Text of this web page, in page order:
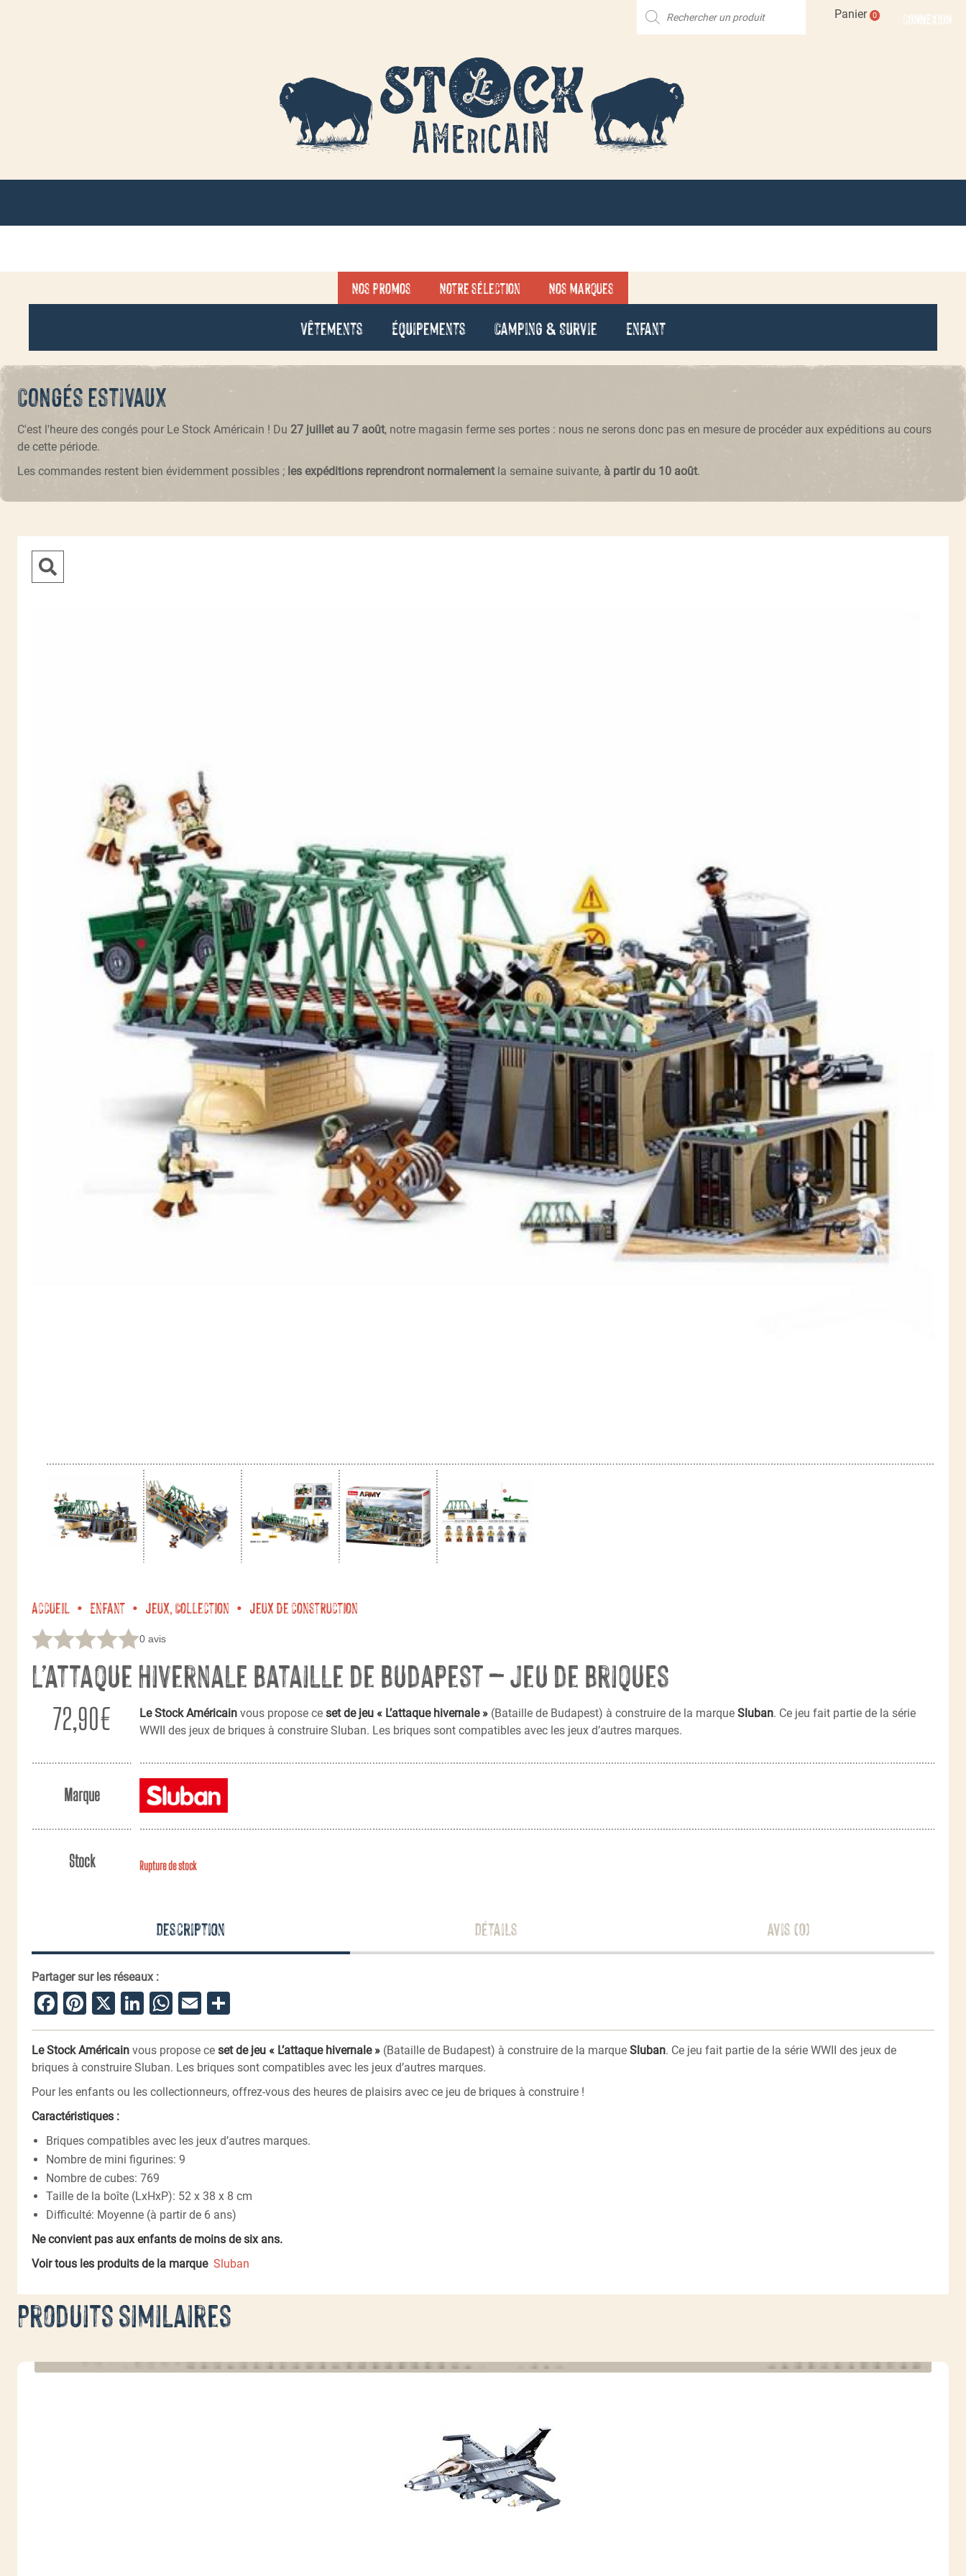
Panier 0 CONNEXION
Nos promos Notre sélection Nos marques
Vêtements Équipements Camping & Survie Enfant
Congés estivaux
C'est l'heure des congés pour Le Stock Américain ! Du 27 juillet au 7 août, notre magasin ferme ses portes : nous ne serons donc pas en mesure de procéder aux expéditions au cours
de cette période.
Les commandes restent bien évidemment possibles ; les expéditions reprendront normalementla semaine suivante, à partir du 10 août.
Accueil Enfant Jeux, Collection Jeux de construction
0 avis
L’attaque hivernale Bataille de Budapest – Jeu de Briques
72,90€ Le Stock Américain vous propose ce set de jeu « L’attaque hivernale » (Bataille de Budapest) à construire de la marque Sluban. Ce jeu fait partie de la série
WWII des jeux de briques à construire Sluban. Les briques sont compatibles avec les jeux d’autres marques.
Marque
Stock Rupture de stock
Description Détails Avis (0)
Partager sur les réseaux :
Facebook
Pinterest
X LinkedIn
WhatsApp
Email
Le Stock Américain vous propose ce set de jeu « L’attaque hivernale » (Bataille de Budapest) à construire de la marque Sluban. Ce jeu fait partie de la série WWII des jeux de
briques à construire Sluban. Les briques sont compatibles avec les jeux d’autres marques.
Pour les enfants ou les collectionneurs, offrez-vous des heures de plaisirs avec ce jeu de briques à construire !
Caractéristiques :
Briques compatibles avec les jeux d’autres marques.
Nombre de mini figurines: 9
Nombre de cubes: 769
Taille de la boîte (LxHxP): 52 x 38 x 8 cm
Difficulté: Moyenne (à partir de 6 ans)
Ne convient pas aux enfants de moins de six ans.
Voir tous les produits de la marque Sluban
Produits similaires